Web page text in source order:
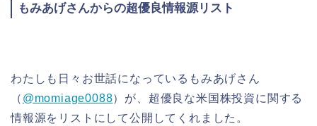
もみあげさんからの超優良情報源リスト
わたしも日々お世話になっているもみあげさん
（ @momiage0088）が、超優良な米国株投資に関する
情報源をリストにして公開してくれました。